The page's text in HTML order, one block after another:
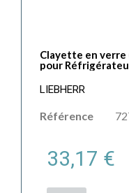
Clayette en verre
pour
LIEBHERR
Référence
33,17 €